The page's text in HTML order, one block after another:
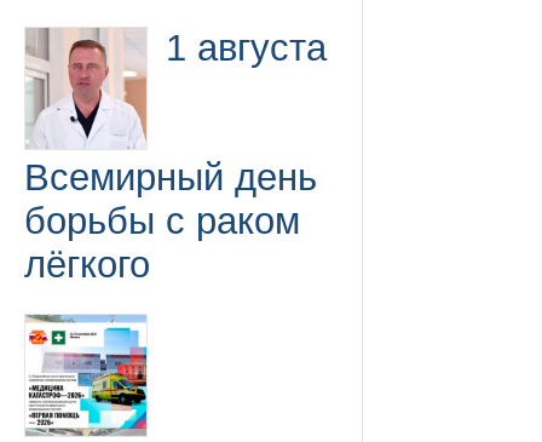
1 августа
Всемирный день
борьбы с раком
лёгкого